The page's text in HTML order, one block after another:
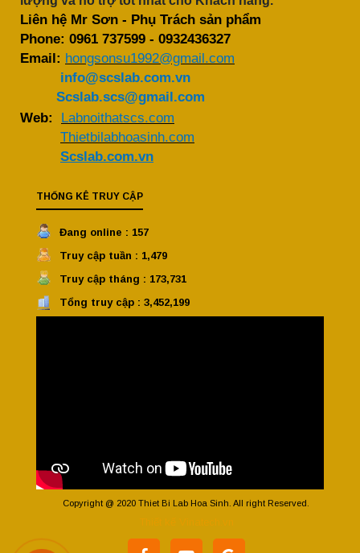
Liên hệ Mr Sơn - Phụ Trách sản phẩm
Phone: 0961 737599 - 0932436327
Email: hongsonsu1992@gmail.com
info@scslab.com.vn
Scslab.scs@gmail.com
Web: Labnoithatscs.com
Thietbilabhoasinh.com
Scslab.com.vn
THỐNG KÊ TRUY CẬP
Đang online : 157
Truy cập tuần : 1,479
Truy cập tháng : 173,731
Tổng truy cập : 3,452,199
Copyright @ 2020 Thiet Bi Lab Hoa Sinh. All right Reserved.